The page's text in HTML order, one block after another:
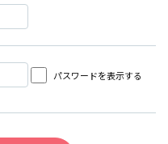
パスワードを表示する